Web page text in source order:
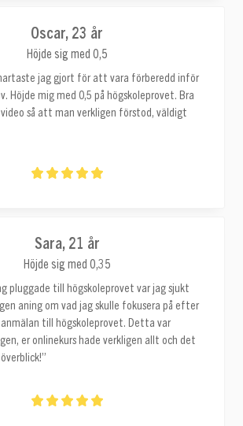
Oscar, 23 år
Höjde sig med 0,5
jag gjort för att vara förberedd inför
Höjde mig med 0,5 på högskoleprovet. Bra
video så att man verkligen förstod, väldigt
Sara, 21 år
Höjde sig med 0,35
pluggade till högskoleprovet var jag sjukt
aning om vad jag skulle fokusera på efter
till högskoleprovet. Detta var
er onlinekurs hade verkligen allt och det